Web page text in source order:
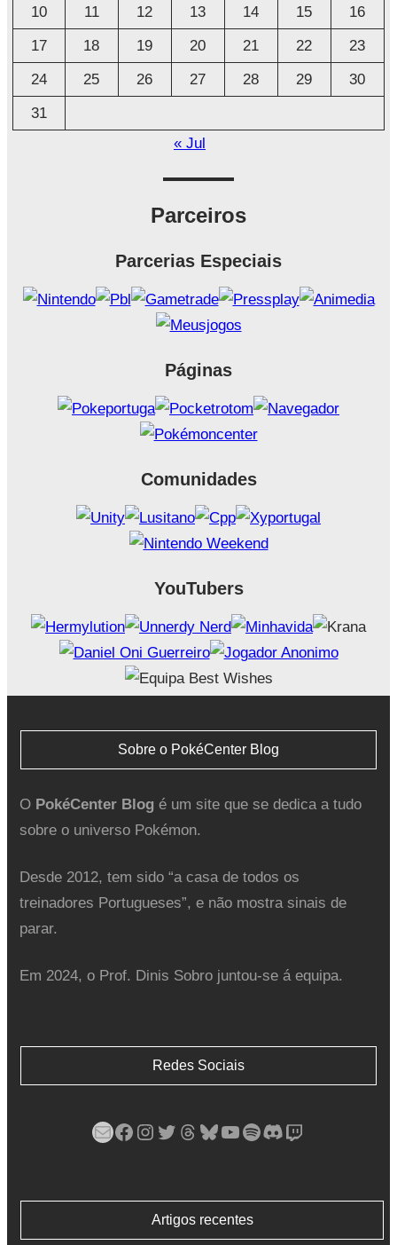
o
10
11 12 13 14 15
16
17
18 19 20 21 22
23
24
25 26 27 28 29
30
31
« Jul
Parceiros
Parcerias Especiais
Páginas
Comunidades
YouTubers
Sobre o PokéCenter Blog
O PokéCenter Blogé um site que se dedica a tudo
sobre o universo Pokémon.
Desde 2012, tem sido “a casa de todos os
treinadores Portugueses”, e não mostra sinais de
parar.
Em 2024, o Prof. Dinis Sobro juntou-se á equipa.
Redes Sociais
Mail Facebook Instagram Twitter Threads Bluesky YouTube Spotify Discord Twitch
Artigos recentes